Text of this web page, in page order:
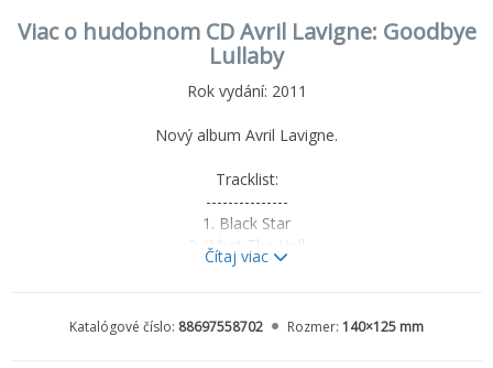
Viac o hudobnom CD Avril Lavigne: Goodbye
Lullaby
Rok vydání: 2011
Nový album Avril Lavigne.
Tracklist:
---------------
1. Black Star
2. What The Hell
3. Push
6. Stop Standing There
Čítaj viac
Katalógové číslo: 88697558702 Rozmer: 140×125 mm